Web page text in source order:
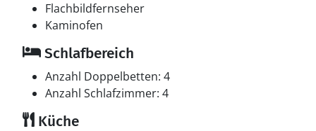
Flachbildfernseher
Kaminofen
Schlafbereich
Anzahl Doppelbetten: 4
Anzahl Schlafzimmer: 4
Küche